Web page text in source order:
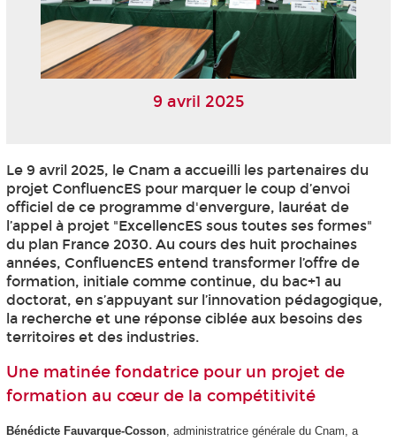
9 avril 2025
Le 9 avril 2025, le Cnam a accueilli les partenaires du
projet ConfluencES pour marquer le coup d’envoi
officiel de ce programme d'envergure, lauréat de
l’appel à projet "ExcellencES sous toutes ses formes"
du plan France 2030. Au cours des huit prochaines
années, ConfluencES entend transformer l’offre de
formation, initiale comme continue, du bac+1 au
doctorat, en s’appuyant sur l’innovation pédagogique,
la recherche et une réponse ciblée aux besoins des
territoires et des industries.
Une matinée fondatrice pour un projet de
formation au cœur de la compétitivité
Bénédicte Fauvarque-Cosson, administratrice générale du Cnam, a